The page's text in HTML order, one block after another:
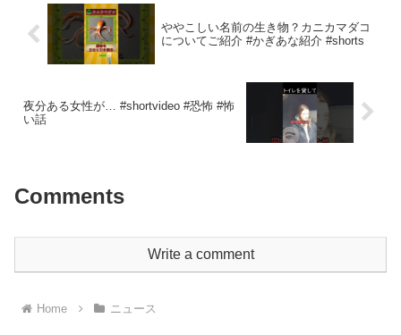
ややこしい名前の生き物？カニカマダコ
についてご紹介 #かぎあな紹介 #shorts
夜分ある女性が… #shortvideo #恐怖 #怖
い話
Comments
Write a comment
Home ニュース